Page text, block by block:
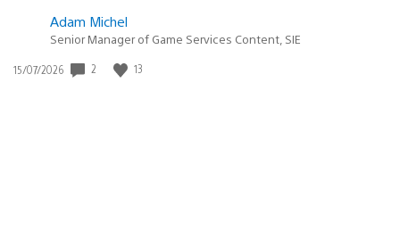
Adam Michel
Senior Manager of Game Services Content, SIE
Fecha
15/07/2026 2 13